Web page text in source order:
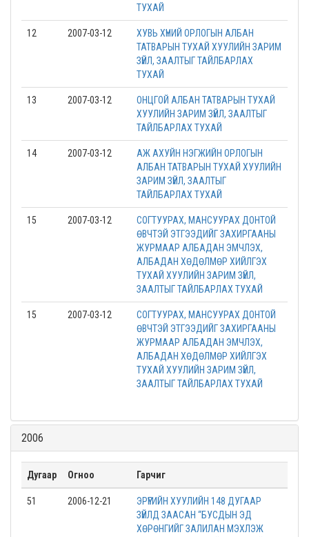
ТУХАЙ
12 2007-03-12
ХУВЬ ХҮНИЙ ОРЛОГЫН АЛБАН
ТАТВАРЫН ТУХАЙ ХУУЛИЙН ЗАРИМ
ЗҮЙЛ, ЗААЛТЫГ ТАЙЛБАРЛАХ
ТУХАЙ
13 2007-03-12
ОНЦГОЙ АЛБАН ТАТВАРЫН ТУХАЙ
ХУУЛИЙН ЗАРИМ ЗҮЙЛ, ЗААЛТЫГ
ТАЙЛБАРЛАХ ТУХАЙ
14 2007-03-12
АЖ АХУЙН НЭГЖИЙН ОРЛОГЫН
АЛБАН ТАТВАРЫН ТУХАЙ ХУУЛИЙН
ЗАРИМ ЗҮЙЛ, ЗААЛТЫГ
ТАЙЛБАРЛАХ ТУХАЙ
15 2007-03-12
СОГТУУРАХ, МАНСУУРАХ ДОНТОЙ
ӨВЧТЭЙ ЭТГЭЭДИЙГ ЗАХИРГААНЫ
ЖУРМААР АЛБАДАН ЭМЧЛЭХ,
АЛБАДАН ХӨДӨЛМӨР ХИЙЛГЭХ
ТУХАЙ ХУУЛИЙН ЗАРИМ ЗҮЙЛ,
ЗААЛТЫГ ТАЙЛБАРЛАХ ТУХАЙ
15 2007-03-12
СОГТУУРАХ, МАНСУУРАХ ДОНТОЙ
ӨВЧТЭЙ ЭТГЭЭДИЙГ ЗАХИРГААНЫ
ЖУРМААР АЛБАДАН ЭМЧЛЭХ,
АЛБАДАН ХӨДӨЛМӨР ХИЙЛГЭХ
ТУХАЙ ХУУЛИЙН ЗАРИМ ЗҮЙЛ,
ЗААЛТЫГ ТАЙЛБАРЛАХ ТУХАЙ
2006
Дугаар Огноо Гарчиг
51 2006-12-21
ЭРҮҮГИЙН ХУУЛИЙН 148 ДУГААР
ЗҮЙЛД ЗААСАН “БУСДЫН ЭД
ХӨРӨНГИЙГ ЗАЛИЛАН МЭХЛЭЖ